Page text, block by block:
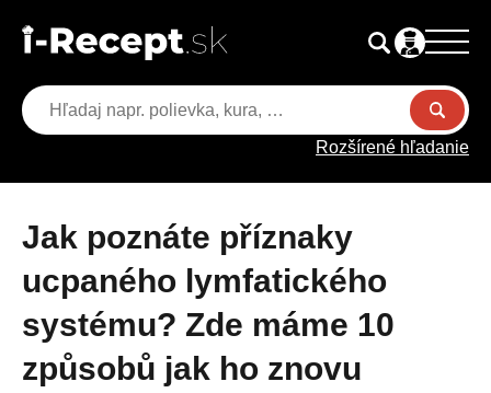
Rozšírené hľadanie
Jak poznáte příznaky
ucpaného lymfatického
systému? Zde máme 10
způsobů jak ho znovu